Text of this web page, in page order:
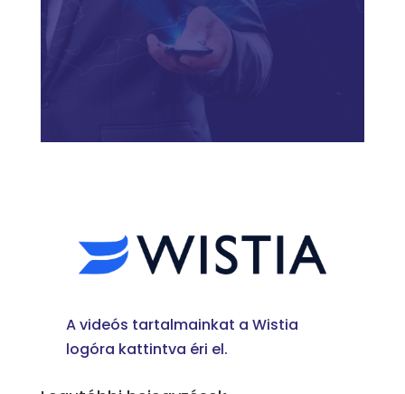
A videós tartalmainkat a Wistia
logóra kattintva éri el.